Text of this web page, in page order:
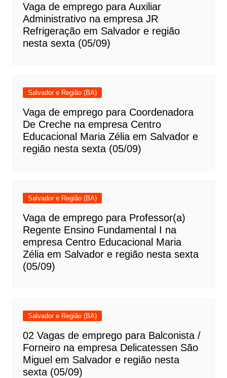
Vaga de emprego para Auxiliar
Administrativo na empresa JR
Refrigeração em Salvador e região
nesta sexta (05/09)
Salvador e Região (BA)
Vaga de emprego para Coordenadora
De Creche na empresa Centro
Educacional Maria Zélia em Salvador e
região nesta sexta (05/09)
Salvador e Região (BA)
Vaga de emprego para Professor(a)
Regente Ensino Fundamental I na
empresa Centro Educacional Maria
Zélia em Salvador e região nesta sexta
(05/09)
Salvador e Região (BA)
02 Vagas de emprego para Balconista /
Forneiro na empresa Delicatessen São
Miguel em Salvador e região nesta
sexta (05/09)